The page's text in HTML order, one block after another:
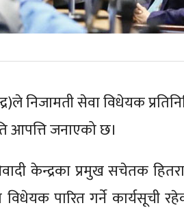
निजामती सेवा विधेयक
आपत्ति जनाएको छ।
केन्द्रका प्रमुख सचेतक
पारित गर्ने कार्यसूची